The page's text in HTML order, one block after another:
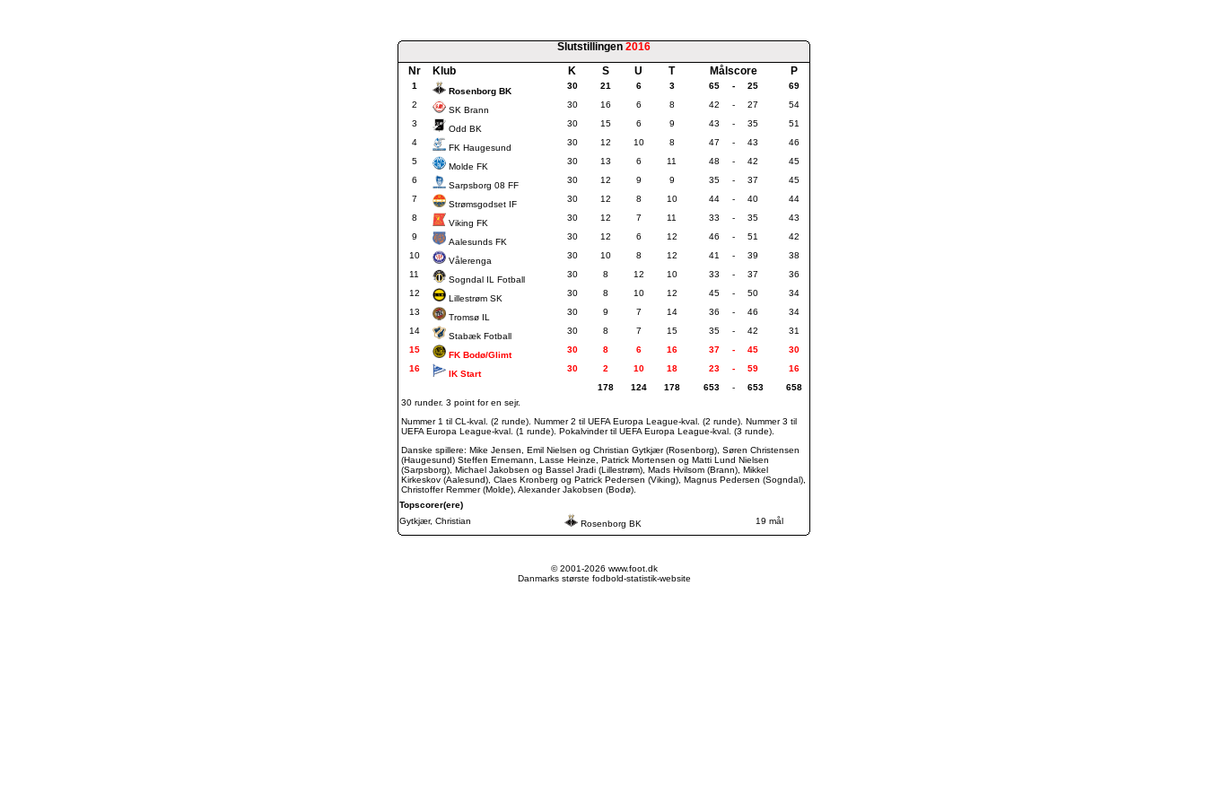
Slutstillingen 2016
Nr
Klub K S U T Målscore P
1
Rosenborg BK
30 21 6 3 65 - 25
69
2
SK Brann
30 16 6 8 42 - 27
54
3
Odd BK
30 15 6 9 43 - 35
51
4
FK Haugesund
30 12 10 8 47 - 43
46
5
Molde FK
30 13 6 11 48 - 42
45
6
Sarpsborg 08 FF
30 12 9 9 35 - 37
45
7
Strømsgodset IF
30 12 8 10 44 - 40
44
8
Viking FK
30 12 7 11 33 - 35
43
9
Aalesunds FK
30 12 6 12 46 - 51
42
10
Vålerenga
30 10 8 12 41 - 39
38
11
Sogndal IL Fotball
30 8 12 10 33 - 37
36
12
Lillestrøm SK
30 8 10 12 45 - 50
34
13
Tromsø IL
30 9 7 14 36 - 46
34
14
Stabæk Fotball
30 8 7 15 35 - 42
31
15
FK Bodø/Glimt
30 8 6 16 37 - 45
30
16
IK Start
30 2 10 18 23 - 59
16
178
124 178 653 - 653
658
30 runder. 3 point for en sejr.
Nummer 1 til CL-kval. (2 runde). Nummer 2 til UEFA Europa League-kval. (2 runde). Nummer 3 til
UEFA Europa League-kval. (1 runde). Pokalvinder til UEFA Europa League-kval. (3 runde).
Danske spillere: Mike Jensen, Emil Nielsen og Christian Gytkjær (Rosenborg), Søren Christensen
(Haugesund) Steffen Ernemann, Lasse Heinze, Patrick Mortensen og Matti Lund Nielsen
(Sarpsborg), Michael Jakobsen og Bassel Jradi (Lillestrøm), Mads Hvilsom (Brann), Mikkel
Kirkeskov (Aalesund), Claes Kronberg og Patrick Pedersen (Viking), Magnus Pedersen (Sogndal),
Christoffer Remmer (Molde), Alexander Jakobsen (Bodø).
Topscorer(ere)
Gytkjær, Christian
Rosenborg BK 19 mål
© 2001-2026 www.foot.dk
Danmarks største fodbold-statistik-website